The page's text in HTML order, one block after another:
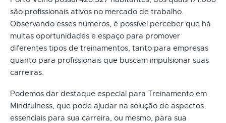
são profissionais ativos no mercado de trabalho.
Observando esses números, é possível perceber que há
muitas oportunidades e espaço para promover
diferentes tipos de treinamentos, tanto para empresas
quanto para profissionais que buscam impulsionar suas
carreiras.
Podemos dar destaque especial para Treinamento em
Mindfulness, que pode ajudar na solução de aspectos
essenciais para sua carreira, ou mesmo, para sua